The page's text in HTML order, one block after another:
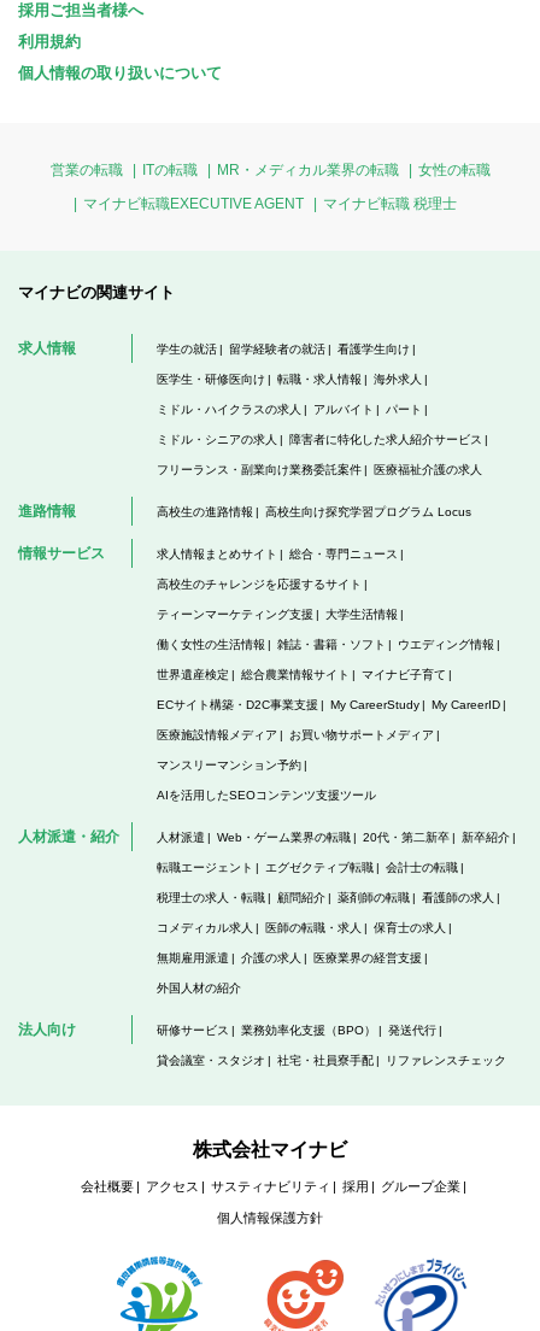
採用ご担当者様へ
利用規約
個人情報の取り扱いについて
営業の転職 ITの転職 MR・メディカル業界の転職
女性の転職
マイナビ転職EXECUTIVE AGENT
マイナビ転職 税理士
マイナビの関連サイト
求人情報 学生の就活 留学経験者の就活 看護学生向け
医学生・研修医向け 転職・求人情報 海外求人
ミドル・ハイクラスの求人 アルバイト パート
ミドル・シニアの求人 障害者に特化した求人紹介サービス
フリーランス・副業向け業務委託案件 医療福祉介護の求人
進路情報 高校生の進路情報 高校生向け探究学習プログラム Locus
情報サービス 求人情報まとめサイト 総合・専門ニュース
高校生のチャレンジを応援するサイト
ティーンマーケティング支援 大学生活情報
働く女性の生活情報 雑誌・書籍・ソフト ウエディング情報
世界遺産検定 総合農業情報サイト マイナビ子育て
ECサイト構築・D2C事業支援 My CareerStudy My CareerID
医療施設情報メディア お買い物サポートメディア
マンスリーマンション予約
AIを活用したSEOコンテンツ支援ツール
人材派遣・紹介 人材派遣 Web・ゲーム業界の転職 20代・第二新卒 新卒紹介
転職エージェント エグゼクティブ転職 会計士の転職
税理士の求人・転職 顧問紹介 薬剤師の転職 看護師の求人
コメディカル求人 医師の転職・求人 保育士の求人
無期雇用派遣 介護の求人 医療業界の経営支援
外国人材の紹介
法人向け 研修サービス 業務効率化支援（BPO） 発送代行
貸会議室・スタジオ 社宅・社員寮手配 リファレンスチェック
株式会社マイナビ
会社概要 アクセス サスティナビリティ 採用 グループ企業
個人情報保護方針